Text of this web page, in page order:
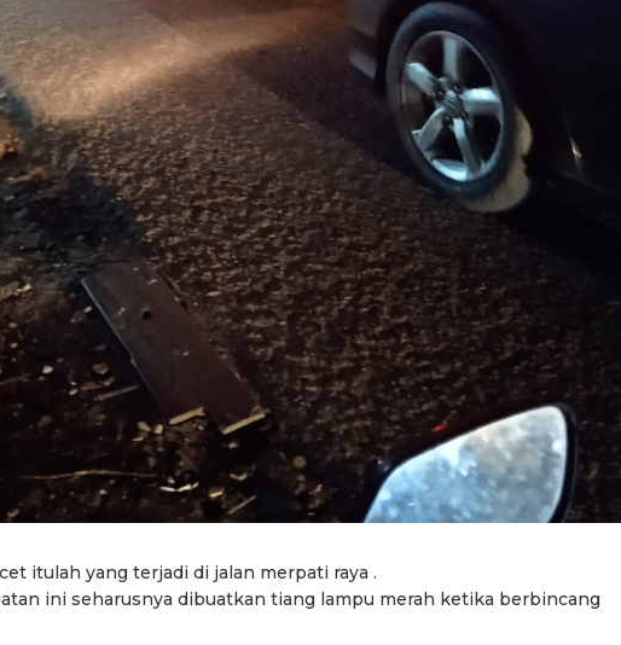
itulah yang terjadi di jalan merpati raya .
ini seharusnya dibuatkan tiang lampu merah ketika berbincang